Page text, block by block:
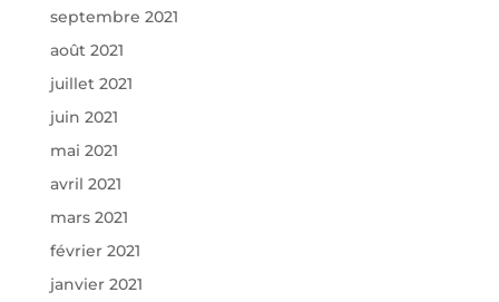
septembre 2021
août 2021
juillet 2021
juin 2021
mai 2021
avril 2021
mars 2021
février 2021
janvier 2021